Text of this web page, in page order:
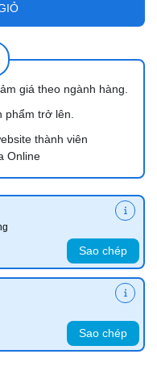
giá theo ngành hàng.
phẩm trở lên.
thành viên
Online
Sao chép
Sao chép